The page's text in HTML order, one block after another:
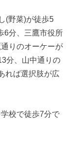
(野菜)が徒歩5
6分、三鷹市役所
りのオーケーが
分、山中通りの
れば選択肢が広
校で徒歩7分で